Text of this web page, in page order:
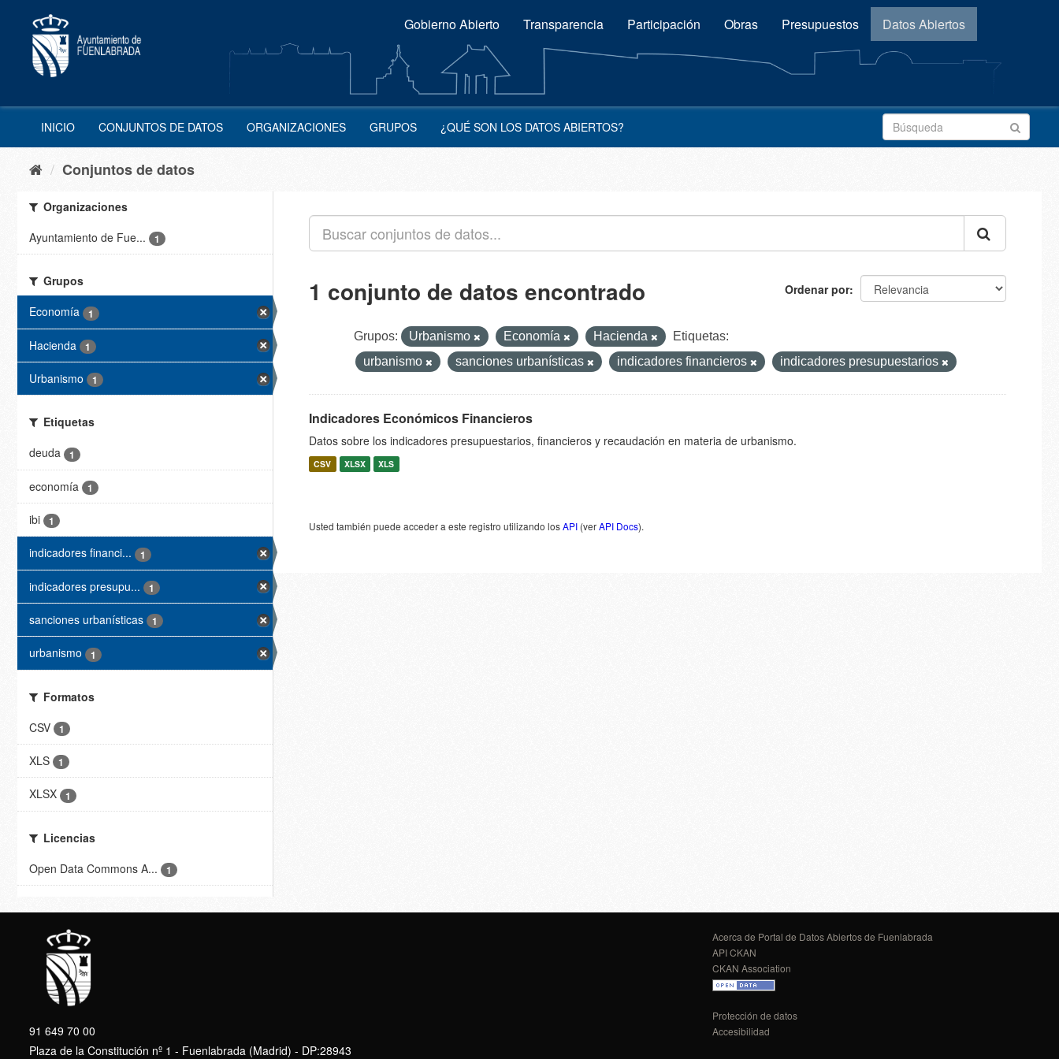
contenido
Gobierno Abierto Transparencia Participación Obras Presupuestos Datos Abiertos
INICIO CONJUNTOS DE DATOS ORGANIZACIONES GRUPOS ¿QUÉ SON LOS DATOS ABIERTOS?
Conjuntos de datos
Organizaciones
Ayuntamiento de Fue...
1
Grupos
Economía
1
Hacienda 1
Urbanismo 1
Etiquetas
deuda
1
economía 1
ibi 1
indicadores financi... 1
indicadores presupu... 1
sanciones urbanísticas 1
urbanismo 1
Formatos
CSV
1
XLS 1
XLSX 1
Licencias
Open Data Commons A...
1
Ordenar por
1 conjunto de datos encontrado
Grupos: Urbanismo Economía Hacienda
Etiquetas:
urbanismo
sanciones urbanísticas indicadores financieros indicadores presupuestarios
Indicadores Económicos Financieros
Datos sobre los indicadores presupuestarios, financieros y recaudación en materia de urbanismo.
CSV XLSX XLS
Usted también puede acceder a este registro utilizando losAPI (verAPI Docs).
91 649 70 00
Plaza de la Constitución nº 1 - Fuenlabrada (Madrid) - DP:28943
Acerca de Portal de Datos Abiertos de Fuenlabrada
API CKAN
CKAN Association
Protección de datos
Accesibilidad